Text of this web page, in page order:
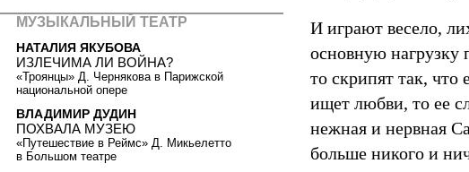
И играют весело,
основную нагрузку
то скрипят так,
ищет любви, то ее
нежная и нервная
больше никого и
МУЗЫКАЛЬНЫЙ ТЕАТР
НАТАЛИЯ ЯКУБОВА
ИЗЛЕЧИМА ЛИ ВОЙНА?
«Троянцы» Д. Чернякова в Парижской
национальной опере
ВЛАДИМИР ДУДИН
ПОХВАЛА МУЗЕЮ
«Путешествие в Реймс» Д. Микьелетто
в Большом театре